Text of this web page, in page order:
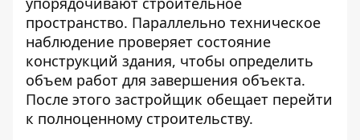
пространство. Параллельно техническое
наблюдение проверяет состояние
конструкций здания, чтобы определить
объем работ для завершения объекта.
После этого застройщик обещает перейти
к полноценному строительству.